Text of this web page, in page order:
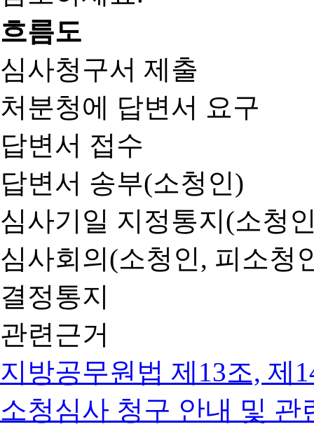
흐름도
심사청구서 제출
처분청에 답변서 요구
답변서 접수
답변서 송부(소청인)
심사기일 지정통지(소청
심사회의(소청인, 피소청
결정통지
관련근거
지방공무원법 제13조, 제
소청심사 청구 안내 및 관